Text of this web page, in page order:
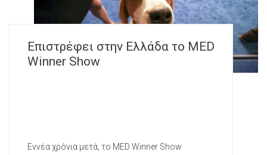
Επιστρέφει στην Ελλάδα το MED
Winner Show
Εννέα χρόνια μετά, το MED Winner Show